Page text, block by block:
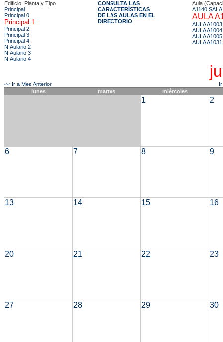
Edificio, Planta y Tipo
Principal
Principal 0
Principal 1
Principal 2
Principal 3
Principal 4
N.Aulario 2
N.Aulario 3
N.Aulario 4
CONSULTA LAS
CARACTERÍSTICAS
DE LAS AULAS EN EL
DIRECTORIO
Aula
A1140
AULA
AULA A1003
AULA A1004
AULA A1005
AULA A1031
<< Ir a Mes Anterior
lunes
martes miércoles
1 2
6 7 8 9
13 14 15 16
20 21 22 23
27 28 29 30